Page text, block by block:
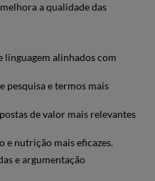
a qualidade das
linguagem alinhados com
pesquisa e termos mais
de valor mais relevantes
e nutrição mais eficazes.
e argumentação